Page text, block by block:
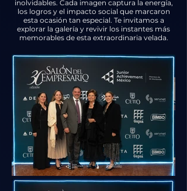
inolvidables. Cada imagen captura la energía,
los logros y el impacto social que marcaron
esta ocasión tan especial. Te invitamos a
explorar la galería y revivir los instantes más
memorables de esta extraordinaria velada.​